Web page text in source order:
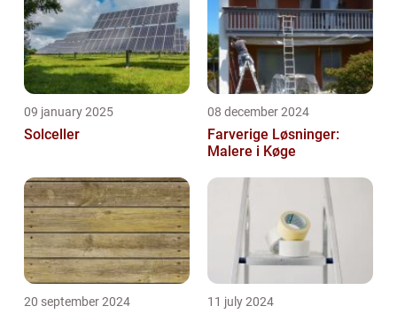
09 january 2025
Solceller
08 december 2024
Farverige Løsninger:
Malere i Køge
20 september 2024 11 july 2024